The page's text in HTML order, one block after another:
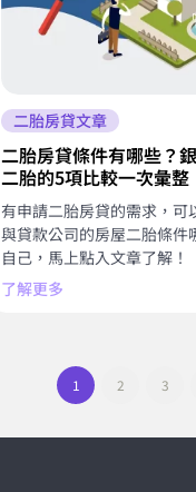
二胎房貸文章
二胎房貸條件有哪些？
二胎的5項比較一次彙整
有申請二胎房貸的需求，可
與貸款公司的房屋二胎條件
自己，馬上點入文章了解！
了解更多
1 2 3